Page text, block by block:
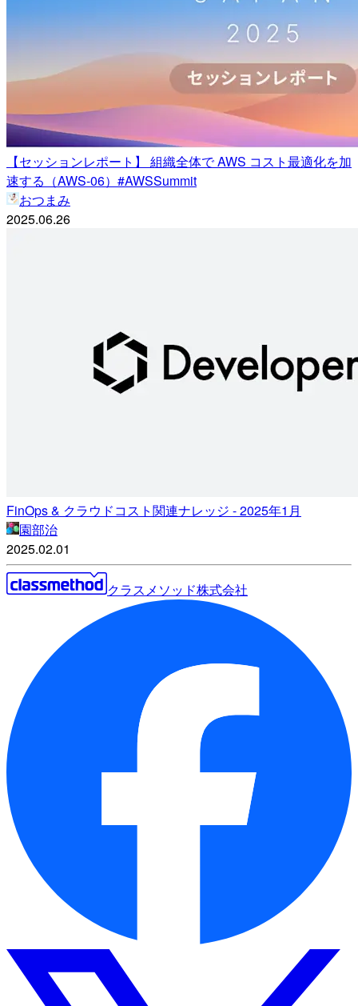
【セッションレポート】 組織全体で AWS コスト最適化を加
速する（AWS-06）#AWSSummit
おつまみ
2025.06.26
FinOps & クラウドコスト関連ナレッジ - 2025年1月
園部治
2025.02.01
クラスメソッド株式会社